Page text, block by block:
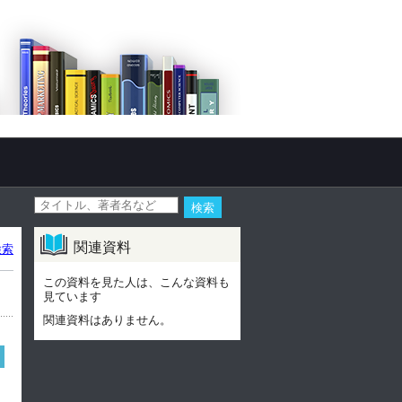
関連資料
この資料を見た人は、こんな資料も
見ています
関連資料はありません。